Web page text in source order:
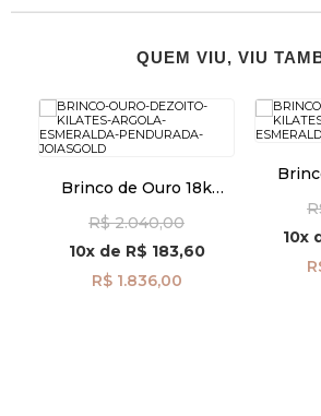
QUEM VIU, VIU
Brinco de Ouro 18k
Pendurada br29477
R$ 2.040,00
10xde R$ 183,60
R$ 1.836,00
10x